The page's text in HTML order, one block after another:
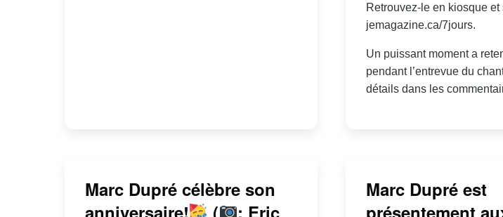
Retrouvez-le en kiosque et
jemagazine.ca/7jours.
Un puissant moment a
pendant l’entrevue du
détails dans les
Marc Dupré célèbre son
anniversaire!
(
: Eric
Marc Dupré est
présentement